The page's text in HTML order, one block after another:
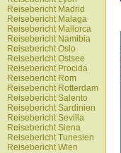
Reisebericht Madrid
Reisebericht Malaga
Reisebericht Mallorca
Reisebericht Namibia
Reisebericht Oslo
Reisebericht Ostsee
Reisebericht Procida
Reisebericht Rom
Reisebericht Rotterdam
Reisebericht Salento
Reisebericht Sardinien
Reisebericht Sevilla
Reisebericht Siena
Reisebericht Tunesien
Reisebericht Wien